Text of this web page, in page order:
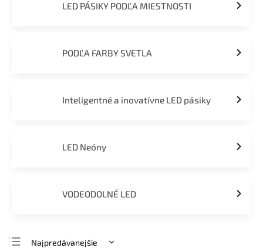
LED PÁSIKY PODĽA MIESTNOSTI
PODĽA FARBY SVETLA
Inteligentné a inovatívne LED pásiky
LED Neóny
VODEODOLNÉ LED
Najpredávanejšie